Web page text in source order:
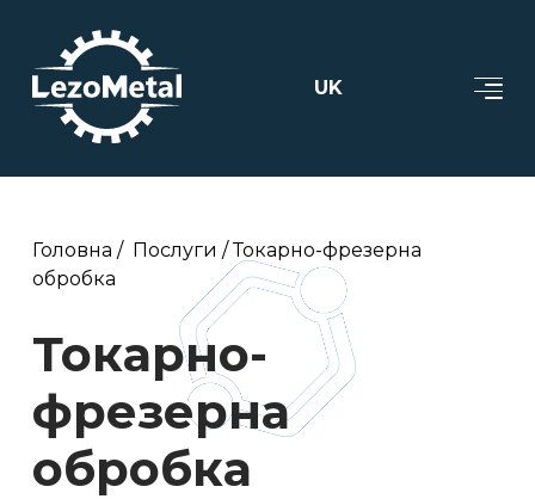
UK
Головна Послуги
Токарно-фрезерна
обробка
Токарно-
фрезерна
обробка